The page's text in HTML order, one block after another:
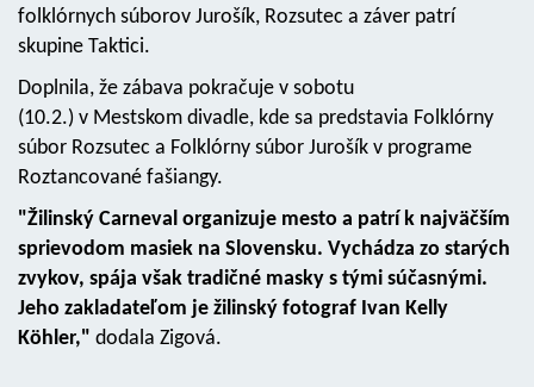
folklórnych súborov Jurošík, Rozsutec a záver patrí
skupine Taktici.
Doplnila, že zábava pokračuje v sobotu
(10.2.) v Mestskom divadle, kde sa predstavia Folklórny
súbor Rozsutec a Folklórny súbor Jurošík v programe
Roztancované fašiangy.
"Žilinský Carneval organizuje mesto a patrí k najväčším
sprievodom masiek na Slovensku. Vychádza zo starých
zvykov, spája však tradičné masky s tými súčasnými.
Jeho zakladateľom je žilinský fotograf Ivan Kelly
Köhler," dodala Zigová.